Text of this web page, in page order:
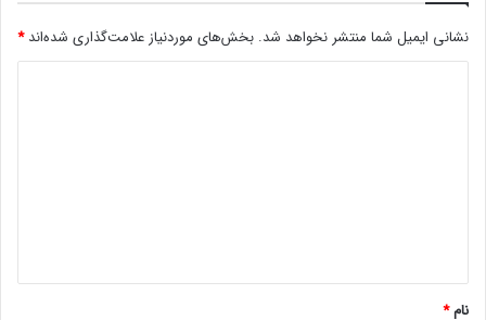
ا
س
ت
نشانی ایمیل شما منتشر نخواهد شد. بخش‌های موردنیاز علامت‌گذاری شده‌اند*
نام*